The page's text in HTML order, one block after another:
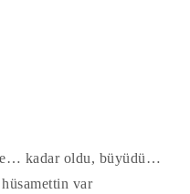
e… kadar oldu, büyüdü…
var